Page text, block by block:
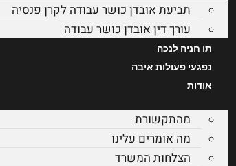
תביעת אובדן כושר עבודה לקרן פנסיה
עורך דין אובדן כושר עבודה
תו חניה לנכה
נפגעי פעולות איבה
אודות
מהתקשורת
מה אומרים עלינו
הצלחות המשרד